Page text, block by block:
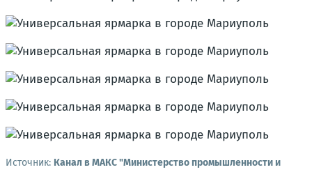
Источник: Канал в МАКС "Министерство промышленности и